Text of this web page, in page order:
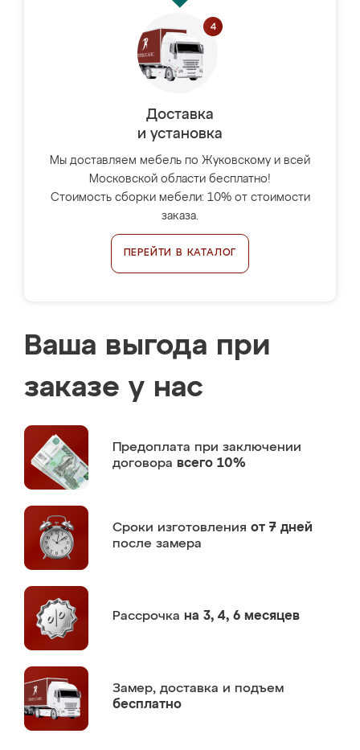
Доставка
и установка
Мы доставляем мебель по Жуковскому и всей
Московской области бесплатно!
Стоимость сборки мебели: 10% от стоимости
заказа.
ПЕРЕЙТИ В КАТАЛОГ
Ваша выгода при
заказе у нас
Предоплата при заключении
договора всего 10%
Сроки изготовления от 7 дней
после замера
Рассрочка на 3, 4, 6 месяцев
Замер, доставка и подъем
бесплатно